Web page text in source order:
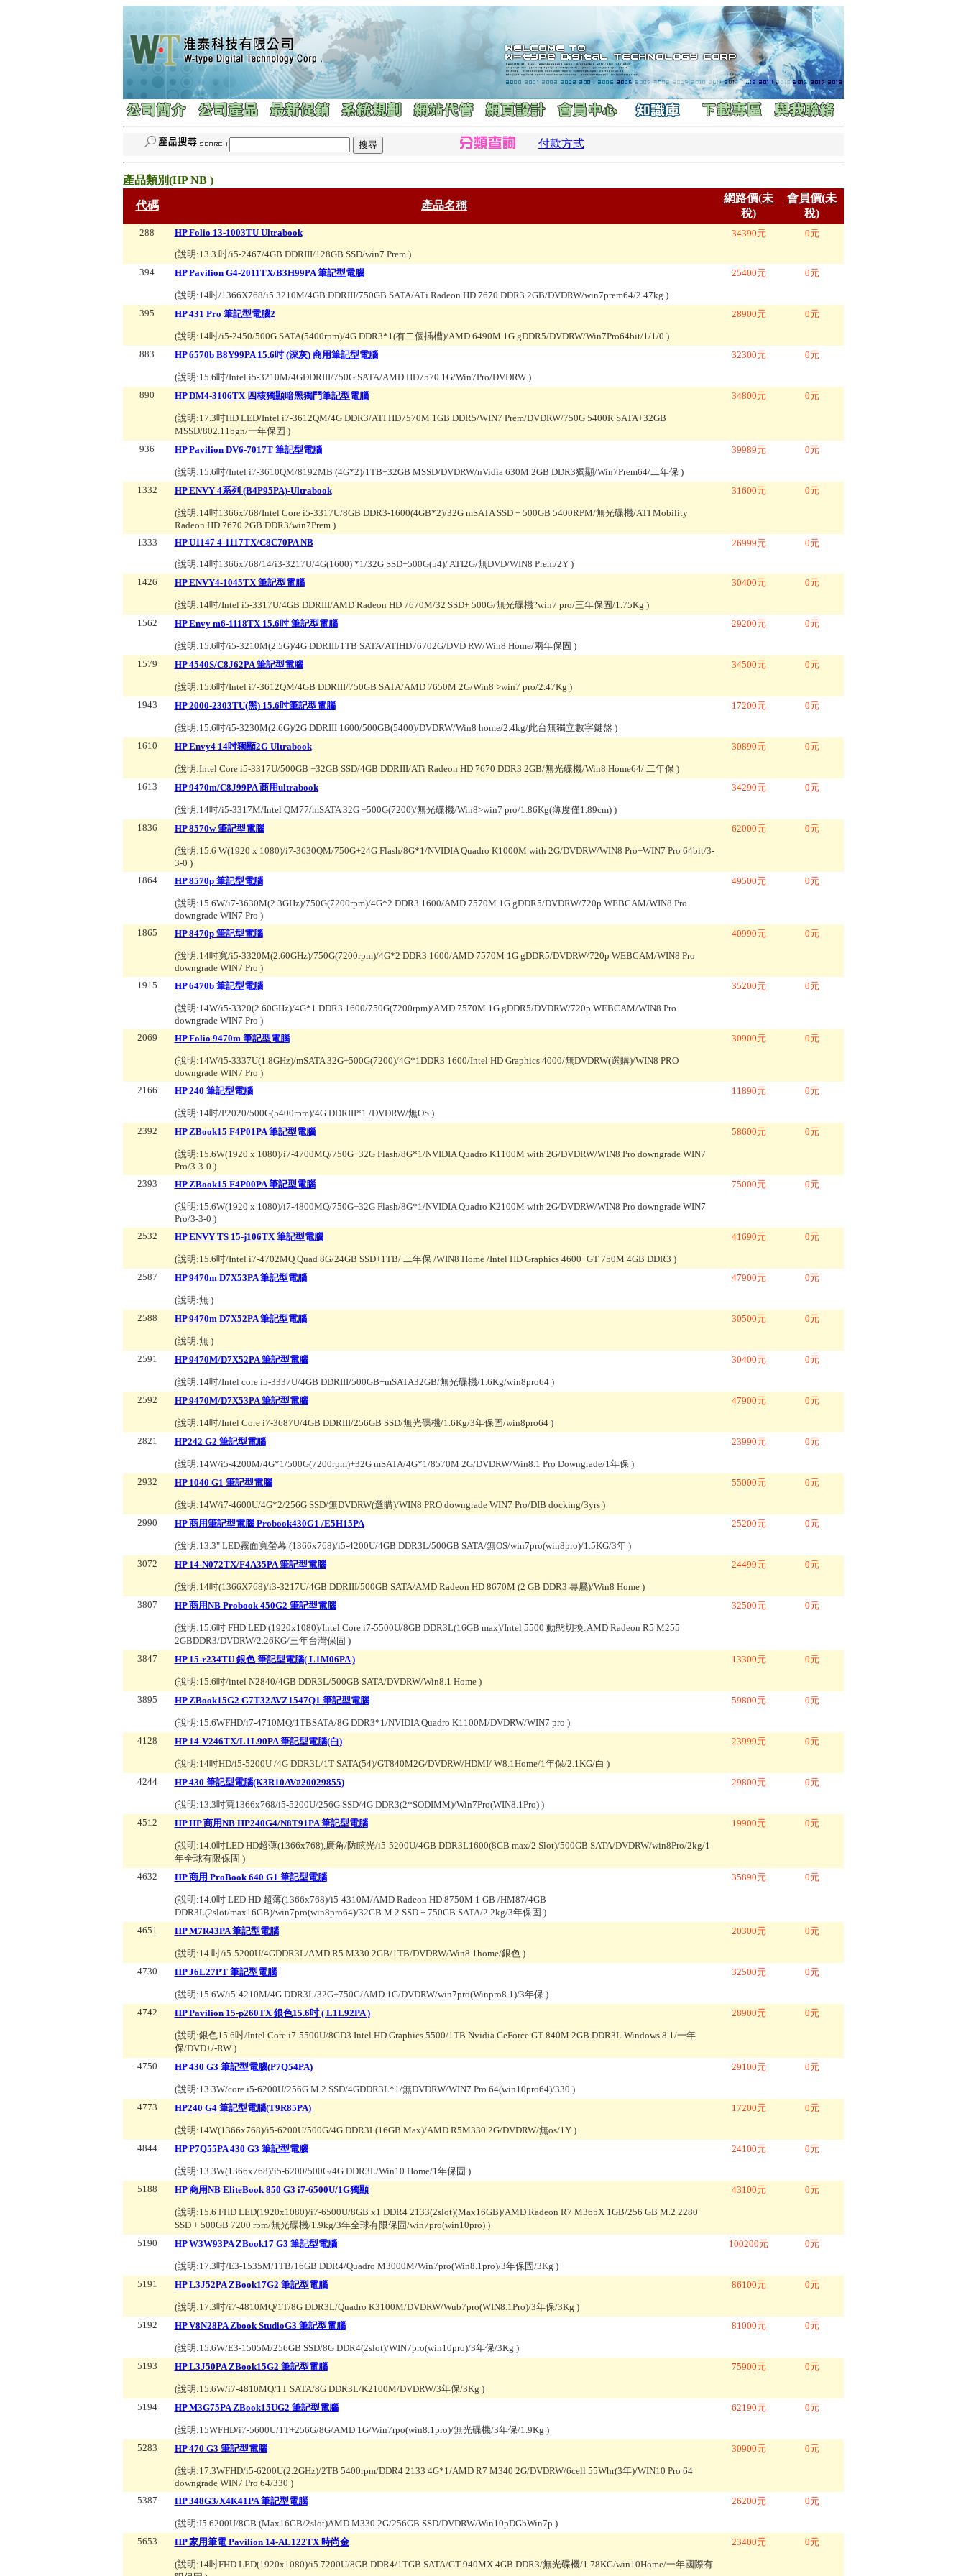
付款方式
產品類別(HP NB)
代碼 產品名稱
網路價(未
稅)
會員價(未
稅)
288
HP Folio 13-1003TU Ultrabook
(說明:13.3 吋/i5-2467/4GB DDRIII/128GB SSD/win7 Prem )
34390元 0元
394 HP Pavilion G4-2011TX/B3H99PA 筆記型電腦
(說明:14吋/1366X768/i5 3210M/4GB DDRIII/750GB SATA/ATi Radeon HD 7670 DDR3 2GB/DVDRW/win7prem64/2.47kg )
25400元 0元
395 HP 431 Pro 筆記型電腦2
(說明:14吋/i5-2450/500G SATA(5400rpm)/4G DDR3*1(有二個插槽)/AMD 6490M 1G gDDR5/DVDRW/Win7Pro64bit/1/1/0 )
28900元 0元
883 HP 6570b B8Y99PA 15.6吋 (深灰) 商用筆記型電腦
(說明:15.6吋/Intel i5-3210M/4GDDRIII/750G SATA/AMD HD7570 1G/Win7Pro/DVDRW )
32300元 0元
890 HP DM4-3106TX 四核獨顯暗黑獨鬥筆記型電腦
(說明:17.3吋HD LED/Intel i7-3612QM/4G DDR3/ATI HD7570M 1GB DDR5/WIN7 Prem/DVDRW/750G 5400R SATA+32GB
MSSD/802.11bgn/一年保固 )
34800元 0元
936 HP Pavilion DV6-7017T 筆記型電腦
(說明:15.6吋/Intel i7-3610QM/8192MB (4G*2)/1TB+32GB MSSD/DVDRW/nVidia 630M 2GB DDR3獨顯/Win7Prem64/二年保 )
39989元 0元
1332 HP ENVY 4系列 (B4P95PA)-Ultrabook
(說明:14吋1366x768/Intel Core i5-3317U/8GB DDR3-1600(4GB*2)/32G mSATA SSD + 500GB 5400RPM/無光碟機/ATI Mobility
Radeon HD 7670 2GB DDR3/win7Prem )
31600元 0元
1333
HP U1147 4-1117TX/C8C70PA NB
(說明:14吋1366x768/14/i3-3217U/4G(1600) *1/32G SSD+500G(54)/ ATI2G/無DVD/WIN8 Prem/2Y )
26999元 0元
1426 HP ENVY4-1045TX 筆記型電腦
(說明:14吋/Intel i5-3317U/4GB DDRIII/AMD Radeon HD 7670M/32 SSD+ 500G/無光碟機?win7 pro/三年保固/1.75Kg )
30400元 0元
1562 HP Envy m6-1118TX 15.6吋 筆記型電腦
(說明:15.6吋/i5-3210M(2.5G)/4G DDRIII/1TB SATA/ATIHD76702G/DVD RW/Win8 Home/兩年保固 )
29200元 0元
1579 HP 4540S/C8J62PA 筆記型電腦
(說明:15.6吋/Intel i7-3612QM/4GB DDRIII/750GB SATA/AMD 7650M 2G/Win8 >win7 pro/2.47Kg )
34500元 0元
1943 HP 2000-2303TU(黑) 15.6吋筆記型電腦
(說明:15.6吋/i5-3230M(2.6G)/2G DDRIII 1600/500GB(5400)/DVDRW/Win8 home/2.4kg/此台無獨立數字鍵盤 )
17200元 0元
1610 HP Envy4 14吋獨顯2G Ultrabook
(說明:Intel Core i5-3317U/500GB +32GB SSD/4GB DDRIII/ATi Radeon HD 7670 DDR3 2GB/無光碟機/Win8 Home64/ 二年保 )
30890元 0元
1613 HP 9470m/C8J99PA 商用ultrabook
(說明:14吋/i5-3317M/Intel QM77/mSATA 32G +500G(7200)/無光碟機/Win8>win7 pro/1.86Kg(薄度僅1.89cm) )
34290元 0元
1836 HP 8570w 筆記型電腦
(說明:15.6 W(1920 x 1080)/i7-3630QM/750G+24G Flash/8G*1/NVIDIA Quadro K1000M with 2G/DVDRW/WIN8 Pro+WIN7 Pro 64bit/3-
3-0 )
62000元 0元
1864 HP 8570p 筆記型電腦
(說明:15.6W/i7-3630M(2.3GHz)/750G(7200rpm)/4G*2 DDR3 1600/AMD 7570M 1G gDDR5/DVDRW/720p WEBCAM/WIN8 Pro
downgrade WIN7 Pro )
49500元 0元
1865 HP 8470p 筆記型電腦
(說明:14吋寬/i5-3320M(2.60GHz)/750G(7200rpm)/4G*2 DDR3 1600/AMD 7570M 1G gDDR5/DVDRW/720p WEBCAM/WIN8 Pro
downgrade WIN7 Pro )
40990元 0元
1915 HP 6470b 筆記型電腦
(說明:14W/i5-3320(2.60GHz)/4G*1 DDR3 1600/750G(7200rpm)/AMD 7570M 1G gDDR5/DVDRW/720p WEBCAM/WIN8 Pro
downgrade WIN7 Pro )
35200元 0元
2069 HP Folio 9470m 筆記型電腦
(說明:14W/i5-3337U(1.8GHz)/mSATA 32G+500G(7200)/4G*1DDR3 1600/Intel HD Graphics 4000/無DVDRW(選購)/WIN8 PRO
downgrade WIN7 Pro )
30900元 0元
2166 HP 240 筆記型電腦
(說明:14吋/P2020/500G(5400rpm)/4G DDRIII*1 /DVDRW/無OS )
11890元 0元
2392 HP ZBook15 F4P01PA 筆記型電腦
(說明:15.6W(1920 x 1080)/i7-4700MQ/750G+32G Flash/8G*1/NVIDIA Quadro K1100M with 2G/DVDRW/WIN8 Pro downgrade WIN7
Pro/3-3-0 )
58600元 0元
2393 HP ZBook15 F4P00PA 筆記型電腦
(說明:15.6W(1920 x 1080)/i7-4800MQ/750G+32G Flash/8G*1/NVIDIA Quadro K2100M with 2G/DVDRW/WIN8 Pro downgrade WIN7
Pro/3-3-0 )
75000元 0元
2532 HP ENVY TS 15-j106TX 筆記型電腦
(說明:15.6吋/Intel i7-4702MQ Quad 8G/24GB SSD+1TB/ 二年保 /WIN8 Home /Intel HD Graphics 4600+GT 750M 4GB DDR3 )
41690元 0元
2587 HP 9470m D7X53PA 筆記型電腦
(說明:無 )
47900元 0元
2588 HP 9470m D7X52PA 筆記型電腦
(說明:無 )
30500元 0元
2591 HP 9470M/D7X52PA 筆記型電腦
(說明:14吋/Intel core i5-3337U/4GB DDRIII/500GB+mSATA32GB/無光碟機/1.6Kg/win8pro64 )
30400元 0元
2592 HP 9470M/D7X53PA 筆記型電腦
(說明:14吋/Intel Core i7-3687U/4GB DDRIII/256GB SSD/無光碟機/1.6Kg/3年保固/win8pro64 )
47900元 0元
2821 HP242 G2 筆記型電腦
(說明:14W/i5-4200M/4G*1/500G(7200rpm)+32G mSATA/4G*1/8570M 2G/DVDRW/Win8.1 Pro Downgrade/1年保 )
23990元 0元
2932 HP 1040 G1 筆記型電腦
(說明:14W/i7-4600U/4G*2/256G SSD/無DVDRW(選購)/WIN8 PRO downgrade WIN7 Pro/DIB docking/3yrs )
55000元 0元
2990 HP 商用筆記型電腦 Probook430G1 /E5H15PA
(說明:13.3" LED霧面寬螢幕 (1366x768)/i5-4200U/4GB DDR3L/500GB SATA/無OS/win7pro(win8pro)/1.5KG/3年 )
25200元 0元
3072 HP 14-N072TX/F4A35PA 筆記型電腦
(說明:14吋(1366X768)/i3-3217U/4GB DDRIII/500GB SATA/AMD Radeon HD 8670M (2 GB DDR3 專屬)/Win8 Home )
24499元 0元
3807 HP 商用NB Probook 450G2 筆記型電腦
(說明:15.6吋 FHD LED (1920x1080)/Intel Core i7-5500U/8GB DDR3L(16GB max)/Intel 5500 動態切換:AMD Radeon R5 M255
2GBDDR3/DVDRW/2.26KG/三年台灣保固 )
32500元 0元
3847 HP 15-r234TU 銀色 筆記型電腦( L1M06PA )
(說明:15.6吋/intel N2840/4GB DDR3L/500GB SATA/DVDRW/Win8.1 Home )
13300元 0元
3895 HP ZBook15G2 G7T32AVZ1547Q1 筆記型電腦
(說明:15.6WFHD/i7-4710MQ/1TBSATA/8G DDR3*1/NVIDIA Quadro K1100M/DVDRW/WIN7 pro )
59800元 0元
4128 HP 14-V246TX/L1L90PA 筆記型電腦(白)
(說明:14吋HD/i5-5200U /4G DDR3L/1T SATA(54)/GT840M2G/DVDRW/HDMI/ W8.1Home/1年保/2.1KG/白 )
23999元 0元
4244 HP 430 筆記型電腦(K3R10AV#20029855)
(說明:13.3吋寬1366x768/i5-5200U/256G SSD/4G DDR3(2*SODIMM)/Win7Pro(WIN8.1Pro) )
29800元 0元
4512 HP HP 商用NB HP240G4/N8T91PA 筆記型電腦
(說明:14.0吋LED HD超薄(1366x768),廣角/防眩光/i5-5200U/4GB DDR3L1600(8GB max/2 Slot)/500GB SATA/DVDRW/win8Pro/2kg/1
年全球有限保固 )
19900元 0元
4632 HP 商用 ProBook 640 G1 筆記型電腦
(說明:14.0吋 LED HD 超薄(1366x768)/i5-4310M/AMD Radeon HD 8750M 1 GB /HM87/4GB
DDR3L(2slot/max16GB)/win7pro(win8pro64)/32GB M.2 SSD + 750GB SATA/2.2kg/3年保固 )
35890元 0元
4651 HP M7R43PA 筆記型電腦
(說明:14 吋/i5-5200U/4GDDR3L/AMD R5 M330 2GB/1TB/DVDRW/Win8.1home/銀色 )
20300元 0元
4730 HP J6L27PT 筆記型電腦
(說明:15.6W/i5-4210M/4G DDR3L/32G+750G/AMD 1G/DVDRW/win7pro(Winpro8.1)/3年保 )
32500元 0元
4742 HP Pavilion 15-p260TX 銀色15.6吋 ( L1L92PA )
(說明:銀色15.6吋/Intel Core i7-5500U/8GD3 Intel HD Graphics 5500/1TB Nvidia GeForce GT 840M 2GB DDR3L Windows 8.1/一年
保/DVD+/-RW )
28900元 0元
4750 HP 430 G3 筆記型電腦(P7Q54PA)
(說明:13.3W/core i5-6200U/256G M.2 SSD/4GDDR3L*1/無DVDRW/WIN7 Pro 64(win10pro64)/330 )
29100元 0元
4773 HP240 G4 筆記型電腦(T9R85PA)
(說明:14W(1366x768)/i5-6200U/500G/4G DDR3L(16GB Max)/AMD R5M330 2G/DVDRW/無os/1Y )
17200元 0元
4844 HP P7Q55PA 430 G3 筆記型電腦
(說明:13.3W(1366x768)/i5-6200/500G/4G DDR3L/Win10 Home/1年保固 )
24100元 0元
5188 HP 商用NB EliteBook 850 G3 i7-6500U/1G獨顯
(說明:15.6 FHD LED(1920x1080)/i7-6500U/8GB x1 DDR4 2133(2slot)(Max16GB)/AMD Radeon R7 M365X 1GB/256 GB M.2 2280
SSD + 500GB 7200 rpm/無光碟機/1.9kg/3年全球有限保固/win7pro(win10pro) )
43100元 0元
5190 HP W3W93PA ZBook17 G3 筆記型電腦
(說明:17.3吋/E3-1535M/1TB/16GB DDR4/Quadro M3000M/Win7pro(Win8.1pro)/3年保固/3Kg )
100200元 0元
5191 HP L3J52PA ZBook17G2 筆記型電腦
(說明:17.3吋/i7-4810MQ/1T/8G DDR3L/Quadro K3100M/DVDRW/Wub7pro(WIN8.1Pro)/3年保/3Kg )
86100元 0元
5192 HP V8N28PA Zbook StudioG3 筆記型電腦
(說明:15.6W/E3-1505M/256GB SSD/8G DDR4(2slot)/WIN7pro(win10pro)/3年保/3Kg )
81000元 0元
5193 HP L3J50PA ZBook15G2 筆記型電腦
(說明:15.6W/i7-4810MQ/1T SATA/8G DDR3L/K2100M/DVDRW/3年保/3Kg )
75900元 0元
5194 HP M3G75PA ZBook15UG2 筆記型電腦
(說明:15WFHD/i7-5600U/1T+256G/8G/AMD 1G/Win7rpo(win8.1pro)/無光碟機/3年保/1.9Kg )
62190元 0元
5283 HP 470 G3 筆記型電腦
(說明:17.3WFHD/i5-6200U(2.2GHz)/2TB 5400rpm/DDR4 2133 4G*1/AMD R7 M340 2G/DVDRW/6cell 55Whr(3年)/WIN10 Pro 64
downgrade WIN7 Pro 64/330 )
30900元 0元
5387 HP 348G3/X4K41PA 筆記型電腦
(說明:I5 6200U/8GB (Max16GB/2slot)AMD M330 2G/256GB SSD/DVDRW/Win10pDGbWin7p )
26200元 0元
5653 HP 家用筆電 Pavilion 14-AL122TX 時尚金
(說明:14吋FHD LED(1920x1080)/i5 7200U/8GB DDR4/1TGB SATA/GT 940MX 4GB DDR3/無光碟機/1.78KG/win10Home/一年國際有
23400元 0元